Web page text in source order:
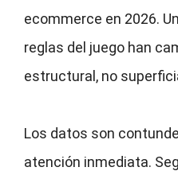
ecommerce en 2026.
reglas del juego han
estructural, no
Los datos son
atención inmediata.